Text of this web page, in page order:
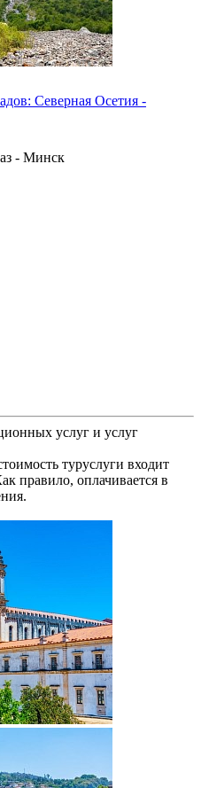
Северная Осетия -
- Минск
услуг и услуг
туруслуги входит
правило, оплачивается в